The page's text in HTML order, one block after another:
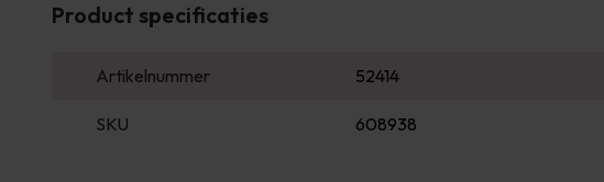
Product specificaties
Artikelnummer 52414
SKU 608938